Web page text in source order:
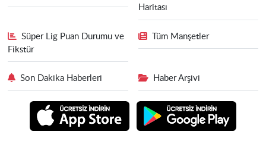
Haritası
Süper Lig Puan Durumu ve
Fikstür
Tüm Manşetler
Son Dakika Haberleri Haber Arşivi